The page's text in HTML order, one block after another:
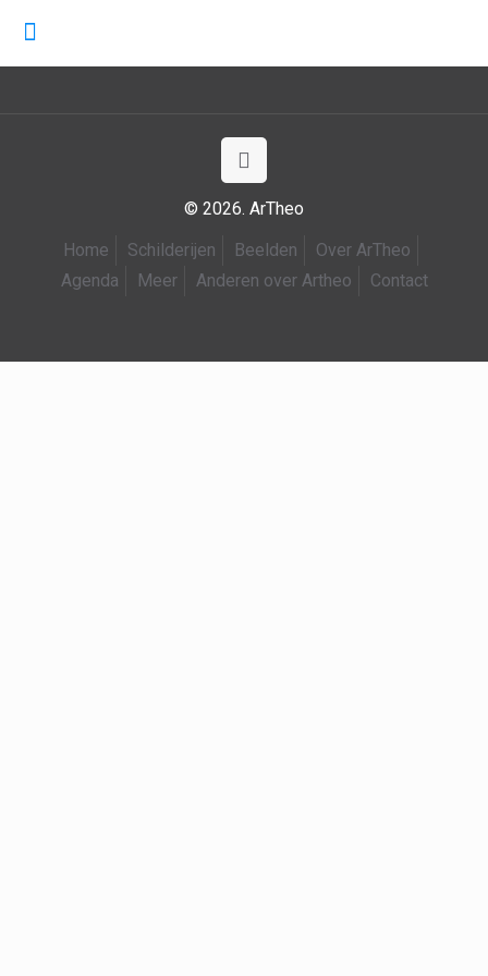
© 2026. ArTheo
Home
Schilderijen Beelden
Over ArTheo
Agenda
Meer Anderen over Artheo Contact